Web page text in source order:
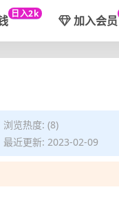
日入2k 加入会员
浏览热度: (8)
最近更新: 2023-02-09